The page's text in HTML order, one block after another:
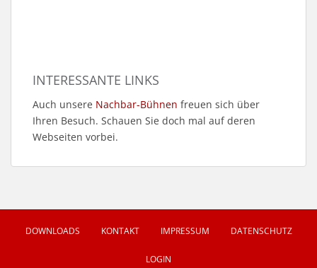
INTERESSANTE LINKS
Auch unsere Nachbar-Bühnen freuen sich über
Ihren Besuch. Schauen Sie doch mal auf deren
Webseiten vorbei.
DOWNLOADS KONTAKT IMPRESSUM DATENSCHUTZ
LOGIN